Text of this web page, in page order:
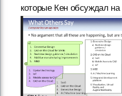
которые Кен обсуждал